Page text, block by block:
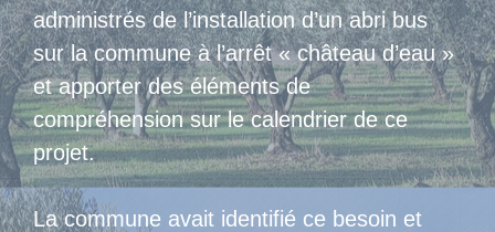
administrés de l’installation d’un abri bus
sur la commune à l’arrêt « château d’eau »
et apporter des éléments de
compréhension sur le calendrier de ce
projet.
La commune avait identifié ce besoin et